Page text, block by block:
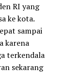
RI yang
ke kota.
sampai
karena
terkendala
sekarang